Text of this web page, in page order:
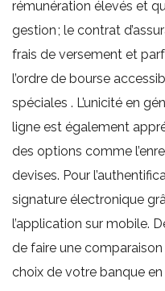
rémunération élevés et
gestion ; le contrat
frais de versement et
l’ordre de bourse
spéciales . L’unicité en
ligne est également
des options comme
devises. Pour
signature électronique
l’application sur mobile.
de faire une
choix de votre banque en